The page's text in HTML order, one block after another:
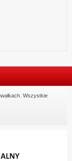
Wszystkie